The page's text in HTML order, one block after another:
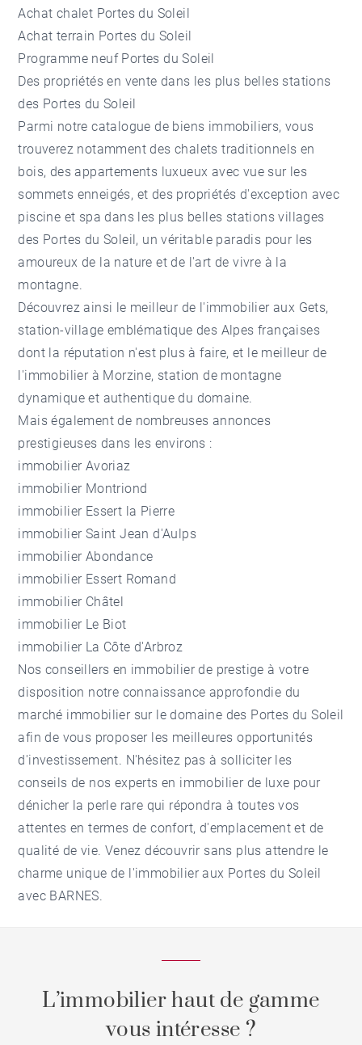
Achat chalet Portes du Soleil
Achat terrain Portes du Soleil
Programme neuf Portes du Soleil
Des propriétés en vente dans les plus belles stations
des Portes du Soleil
Parmi notre catalogue de biens immobiliers, vous
trouverez notamment des chalets traditionnels en
bois, des appartements luxueux avec vue sur les
sommets enneigés, et des propriétés d'exception avec
piscine et spa dans les plus belles stations villages
des Portes du Soleil, un véritable paradis pour les
amoureux de la nature et de l'art de vivre à la
montagne.
Découvrez ainsi le meilleur de l'immobilier aux Gets,
station-village emblématique des Alpes françaises
dont la réputation n'est plus à faire, et le meilleur de
l'immobilier à Morzine, station de montagne
dynamique et authentique du domaine.
Mais également de nombreuses annonces
prestigieuses dans les environs :
immobilier Avoriaz
immobilier Montriond
immobilier Essert la Pierre
immobilier Saint Jean d'Aulps
immobilier Abondance
immobilier Essert Romand
immobilier Châtel
immobilier Le Biot
immobilier La Côte d'Arbroz
Nos conseillers en immobilier de prestige à votre
disposition notre connaissance approfondie du
marché immobilier sur le domaine des Portes du Soleil
afin de vous proposer les meilleures opportunités
d'investissement. N'hésitez pas à solliciter les
conseils de nos experts en immobilier de luxe pour
dénicher la perle rare qui répondra à toutes vos
attentes en termes de confort, d'emplacement et de
qualité de vie. Venez découvrir sans plus attendre le
charme unique de l'immobilier aux Portes du Soleil
avec BARNES.
L’immobilier haut de gamme
vous intéresse ?